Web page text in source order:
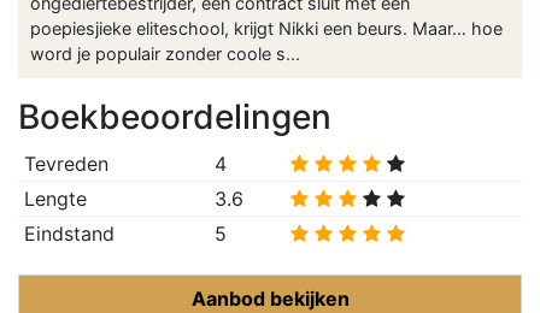
poepiesjieke eliteschool, krijgt Nikki een beurs. Maar… hoe
word je populair zonder coole s...
Boekbeoordelingen
Tevreden
4
Lengte
3.6
Eindstand
5
Aanbod bekijken